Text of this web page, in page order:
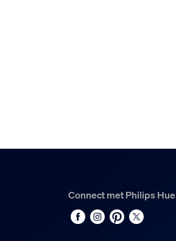
Connect met Philips Hue